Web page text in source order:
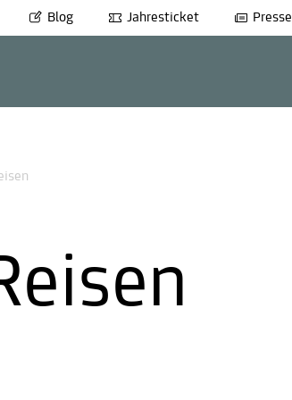
Blog Jahresticket Presse